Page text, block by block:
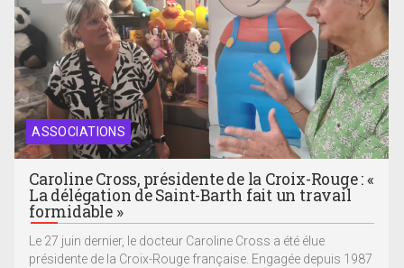
ASSOCIATIONS
Caroline Cross, présidente de la Croix-Rouge : «
La délégation de Saint-Barth fait un travail
formidable »
Le 27 juin dernier, le docteur Caroline Cross a été élue
présidente de la Croix-Rouge française. Engagée depuis 1987